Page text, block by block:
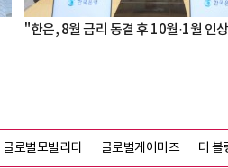
"한은, 8월 금리 동결 후 10월·1월 인
글로벌모빌리티 글로벌게이머즈 더 블